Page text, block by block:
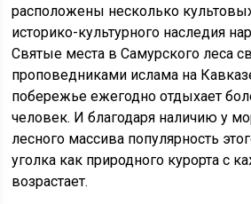
расположены несколько
историко-культурного наследия
Святые места в Самурского леса
проповедниками ислама на
побережье ежегодно отдыхает
человек. И благодаря наличию у
лесного массива популярность
уголка как природного курорта с
возрастает.